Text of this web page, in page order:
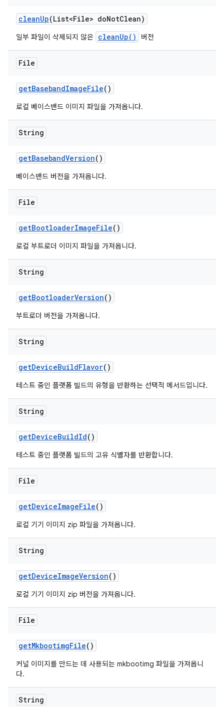
cleanUp(List<File> doNotClean)
일부 파일이 삭제되지 않은 cleanUp() 버전
File
getBasebandImageFile()
로컬 베이스밴드 이미지 파일을 가져옵니다.
String
getBasebandVersion()
베이스밴드 버전을 가져옵니다.
File
getBootloaderImageFile()
로컬 부트로더 이미지 파일을 가져옵니다.
String
getBootloaderVersion()
부트로더 버전을 가져옵니다.
String
getDeviceBuildFlavor()
테스트 중인 플랫폼 빌드의 유형을 반환하는 선택적 메서드입니다.
String
getDeviceBuildId()
테스트 중인 플랫폼 빌드의 고유 식별자를 반환합니다.
File
getDeviceImageFile()
로컬 기기 이미지 zip 파일을 가져옵니다.
String
getDeviceImageVersion()
로컬 기기 이미지 zip 버전을 가져옵니다.
File
getMkbootimgFile()
커널 이미지를 만드는 데 사용되는 mkbootimg 파일을 가져옵니
다.
String